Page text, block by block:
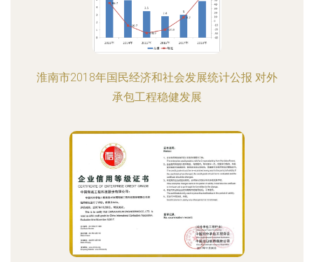
淮南市2018年国民经济和社会发展统计公报 对外
承包工程稳健发展